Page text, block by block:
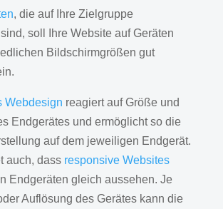
, die auf Ihre Zielgruppe
soll Ihre Website auf Geräten
Bildschirmgrößen gut
Webdesign reagiert auf Größe und
Endgerätes und ermöglicht so die
auf dem jeweiligen Endgerät.
auch, dass responsive Websites
Endgeräten gleich aussehen. Je
Auflösung des Gerätes kann die